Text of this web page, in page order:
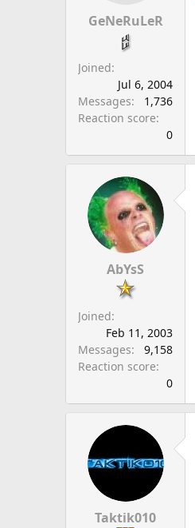
GeNeRuLeR
Joined
Jul 6, 2004
Messages
1,736
Reaction score
0
AbYsS
Joined
Feb 11, 2003
Messages
9,158
Reaction score
0
Taktik010